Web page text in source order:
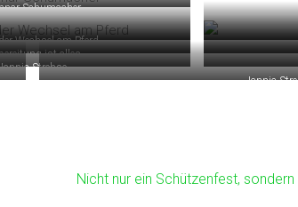
Schumacher
Wechsel am Pferd
ist alles
Strehse
Jannic
Nicht nur ein Schützenfest,